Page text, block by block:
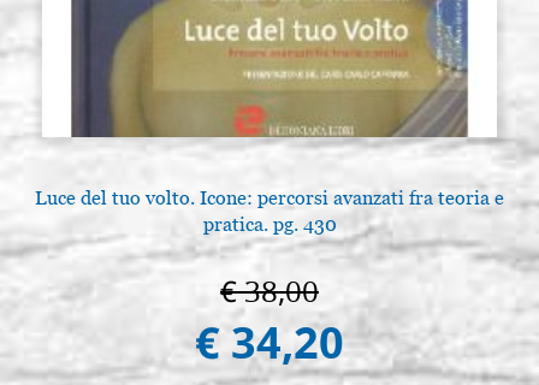
Luce del tuo volto. Icone: percorsi avanzati fra teoria e
pratica. pg. 430
€ 38,00
€ 34,20